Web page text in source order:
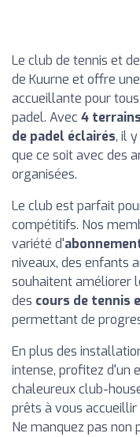
Le club de tennis et
de Kuurne et offre
accueillante pour
padel. Avec4
de padel éclairés, il
que ce soit avec des
organisées.
Le club est parfait
compétitifs. Nos
variété d'
niveaux, des enfants
souhaitent améliorer
des cours de tennis
permettant de
En plus des
intense, profitez d'un
chaleureux club-
prêts à vous
Ne manquez pas non